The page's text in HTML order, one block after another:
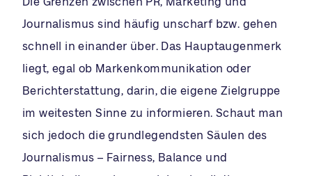
Journalismus sind häufig unscharf bzw. gehen
schnell in einander über. Das Hauptaugenmerk
liegt, egal ob Markenkommunikation oder
Berichterstattung, darin, die eigene Zielgruppe
im weitesten Sinne zu informieren. Schaut man
sich jedoch die grundlegendsten Säulen des
Journalismus – Fairness, Balance und